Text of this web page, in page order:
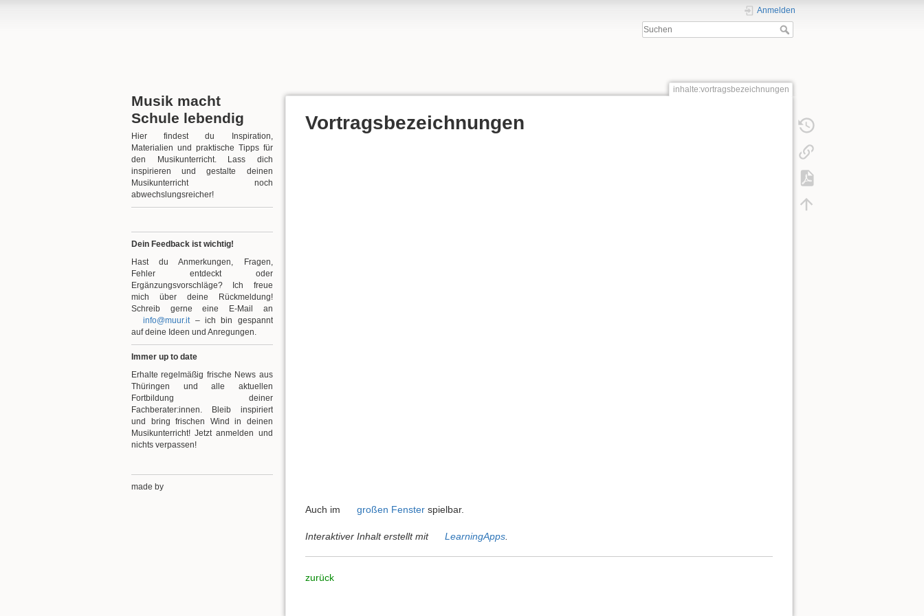
Anmelden
Musik macht
Schule lebendig
Hier findest du Inspiration,
Materialien und praktische Tipps für
den Musikunterricht. Lass dich
inspirieren und gestalte deinen
Musikunterricht noch
abwechslungsreicher!
Dein Feedback ist wichtig!
Hast du Anmerkungen, Fragen,
Fehler entdeckt oder
Ergänzungsvorschläge? Ich freue
mich über deine Rückmeldung!
Schreib gerne eine E-Mail an
info@muur.it– ich bin gespannt
auf deine Ideen und Anregungen.
Immer up to date
Erhalte regelmäßig frische News aus
Thüringen und alle aktuellen
Fortbildung deiner
Fachberater:innen. Bleib inspiriert
und bring frischen Wind in deinen
Musikunterricht! Jetzt anmelden und
nichts verpassen!
made by
inhalte:vortragsbezeichnungen
Vortragsbezeichnungen
Auch im großen Fensterspielbar.
Interaktiver Inhalt erstellt mit LearningApps.
zurück